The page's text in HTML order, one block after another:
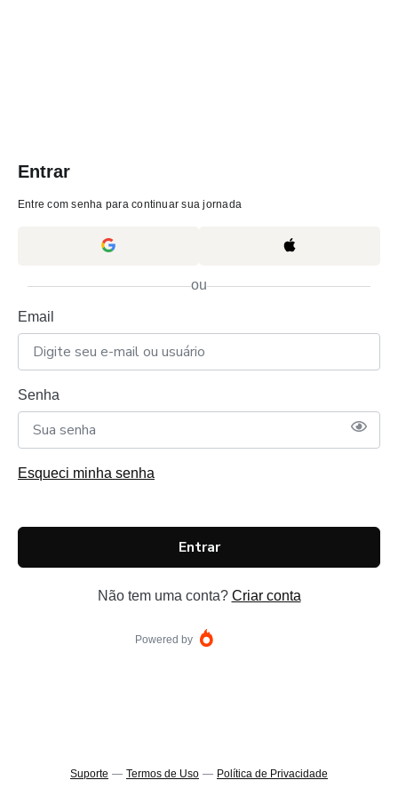
Entrar
Entre com senha para continuar sua jornada
ou
Email
Senha
Esqueci minha senha
Entrar
Não tem uma conta? Criar conta
Powered by
Suporte — Termos de Uso — Política de Privacidade